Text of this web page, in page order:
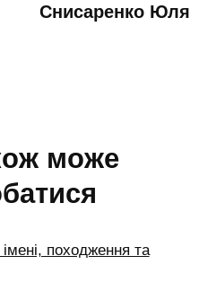
Снисаренко Юля
може